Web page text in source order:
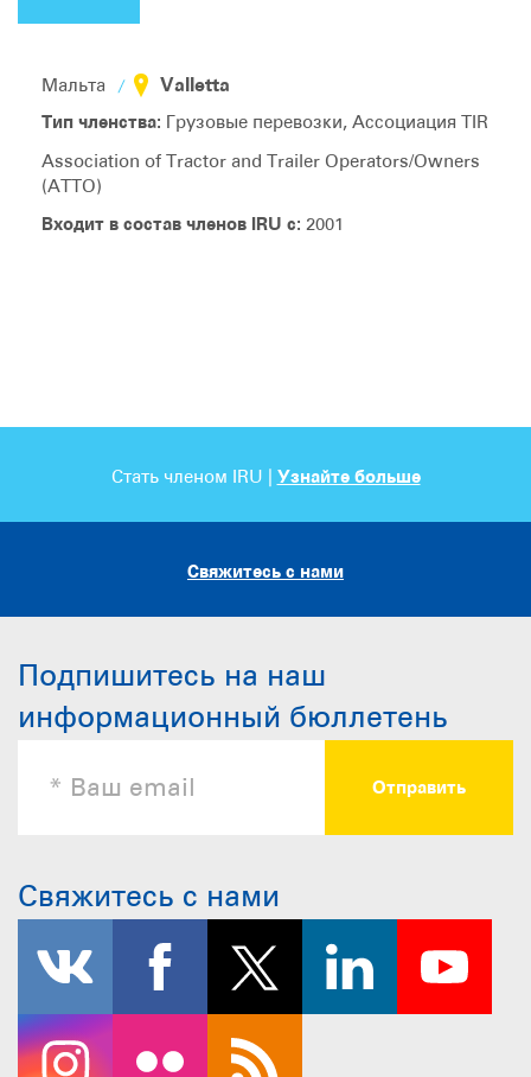
Мальта Valletta
Тип членства: Грузовые перевозки, Ассоциация TIR
Association of Tractor and Trailer Operators/Owners
(ATTO)
Входит в состав членов IRU с: 2001
Стать членом IRU | Узнайте больше
Свяжитесь с нами
Подпишитесь на наш
информационный бюллетень
Свяжитесь с нами